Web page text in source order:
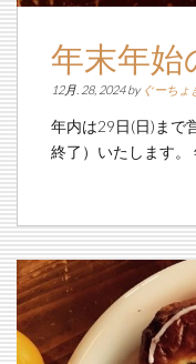
年末年始
12月. 28, 2024 by ぐーちょ
年内は29日(日)まで
終了）いたします。